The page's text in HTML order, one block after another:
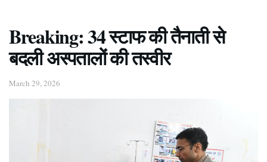
Breaking: 34 स्टाफ की तैनाती से
बदली अस्पतालों की तस्वीर
March 29, 2026